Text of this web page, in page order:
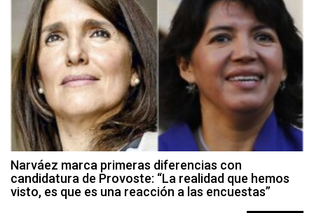
Narváez marca primeras diferencias con
candidatura de Provoste: “La realidad que hemos
visto, es que es una reacción a las encuestas”